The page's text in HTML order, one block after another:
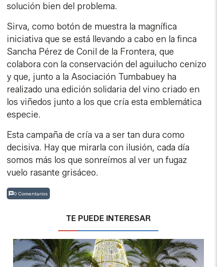
solución bien del problema.
Sirva, como botón de muestra la magnífica
iniciativa que se está llevando a cabo en la finca
Sancha Pérez de Conil de la Frontera, que
colabora con la conservación del aguilucho cenizo
y que, junto a la Asociación Tumbabuey ha
realizado una edición solidaria del vino criado en
los viñedos junto a los que cría esta emblemática
especie.
Esta campaña de cría va a ser tan dura como
decisiva. Hay que mirarla con ilusión, cada día
somos más los que sonreímos al ver un fugaz
vuelo rasante grisáceo.
0 Comentarios
TE PUEDE INTERESAR